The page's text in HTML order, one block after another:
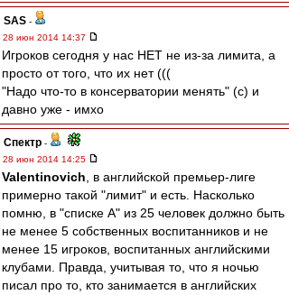
SAS -
28 июн 2014 14:37
Игроков сегодня у нас НЕТ не из-за лимита, а
просто от того, что их нет (((
"Надо что-то в консерватории менять" (c) и
давно уже - имхо
Спектр -
28 июн 2014 14:25
Valentinovich , в английской премьер-лиге
примерно такой "лимит" и есть. Насколько
помню, в "списке А" из 25 человек должно быть
не менее 5 собственных воспитанников и не
менее 15 игроков, воспитанных английскими
клубами. Правда, учитывая то, что я ночью
писал про то, кто занимается в английских